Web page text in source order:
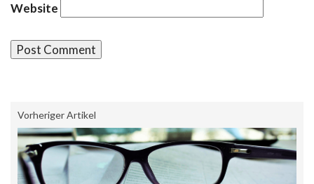
Website
Vorheriger Artikel